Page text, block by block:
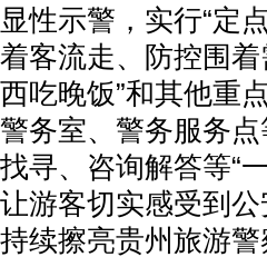
显性示警，实行“定
着客流走、防控围
西吃晚饭”和其他重
警务室、警务服务
找寻、咨询解答等“
让游客切实感受到
持续擦亮贵州旅游警